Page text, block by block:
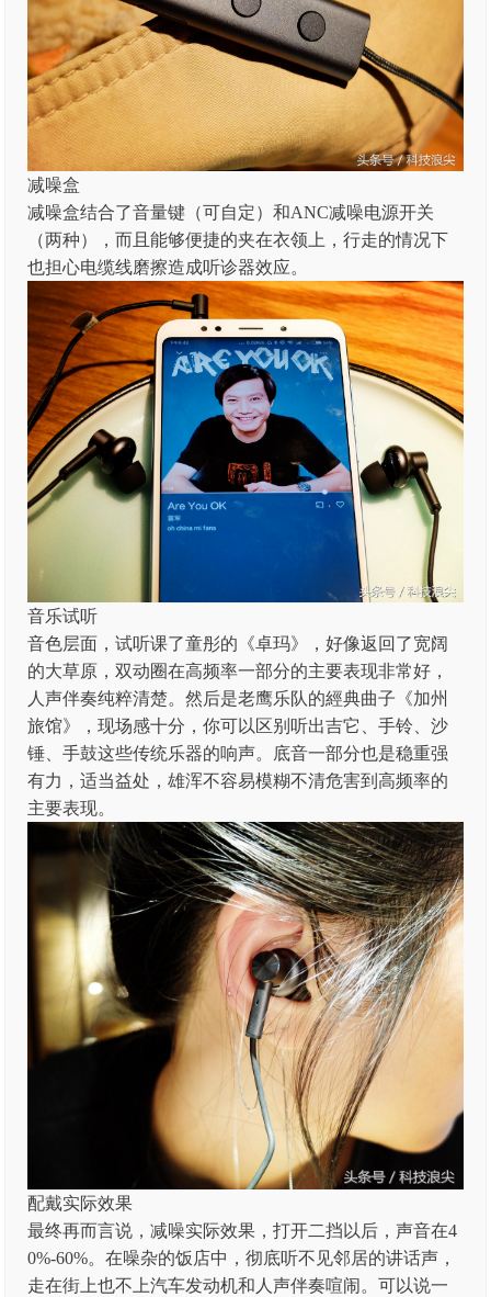
减噪盒
减噪盒结合了音量键（可自定）和ANC减噪电源开关
（两种），而且能够便捷的夹在衣领上，行走的情况下
也担心电缆线磨擦造成听诊器效应。
音乐试听
音色层面，试听课了童彤的《卓玛》，好像返回了宽阔
的大草原，双动圈在高频率一部分的主要表现非常好，
人声伴奏纯粹清楚。然后是老鹰乐队的經典曲子《加州
旅馆》，现场感十分，你可以区别听出吉它、手铃、沙
锤、手鼓这些传统乐器的响声。底音一部分也是稳重强
有力，适当益处，雄浑不容易模糊不清危害到高频率的
主要表现。
配戴实际效果
最终再而言说，减噪实际效果，打开二挡以后，声音在4
0%-60%。在噪杂的饭店中，彻底听不见邻居的讲话声，
走在街上也不上汽车发动机和人声伴奏喧闹。可以说一